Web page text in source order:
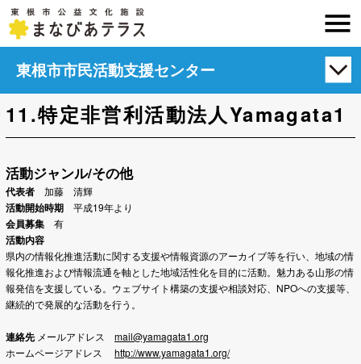
東根市市民活動支援センター
11.特定非営利活動法人Yamagata1
活動ジャンル/その他
代表者 加藤 清輝
活動開始時期 平成19年より
会員募集 有
活動内容
県内の情報化推進活動に関する支援や情報資源のアーカイブ等を行い、地域の情
報化推進および情報流通を軸とした地域活性化を目的に活動。魅力ある山形の情
報発信を支援している。ウェブサイト構築の支援や相談対応、NPOへの支援等、
継続的で発展的な活動を行う。
連絡先 メールアドレス mail@yamagata1.org
ホームページアドレス http://www.yamagata1.org/